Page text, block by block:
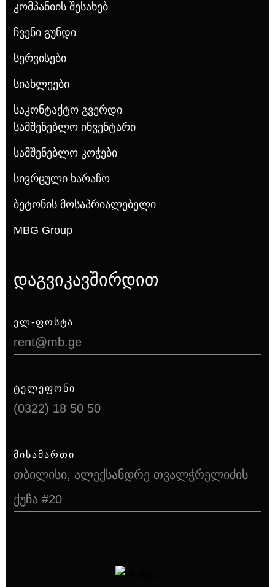
Კომპანიის Შესახებ
Ჩვენი Გუნდი
Სერვისები
Სიახლეები
Საკონტაქტო Გვერდი
Სამშენებლო Ინვენტარი
Სამშენებლო Კოჭები
Სივრცული Ხარაჩო
Ბეტონის Მოსაპრიალებელი
MBG Group
დაგვიკავშირდით
ᲔᲚ-ᲤᲝᲡᲢᲐ
rent@mb.ge
ᲢᲔᲚᲔᲤᲝᲜᲘ
(0322) 18 50 50
ᲛᲘᲡᲐᲛᲐᲠᲗᲘ
თბილისი, ალექსანდრე თვალჭრელიძის
ქუჩა #20